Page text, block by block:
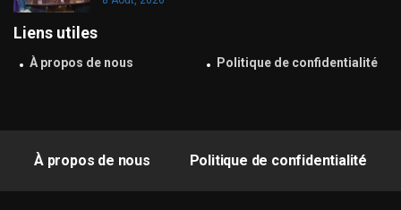
Liens utiles
À propos de nous Politique de confidentialité
À propos de nous Politique de confidentialité